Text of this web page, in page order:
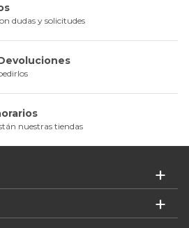
dudas y solicitudes
nuestras tiendas